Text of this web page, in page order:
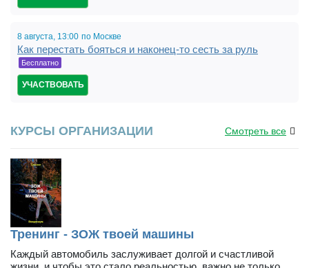
8 августа, 13:00,
19:00
по Москве
Как перестать бояться и наконец-то сесть за руль
Бесплатно
УЧАСТВОВАТЬ
КУРСЫ ОРГАНИЗАЦИИ Смотреть все
Тренинг - ЗОЖ твоей машины
Каждый автомобиль заслуживает долгой и счастливой